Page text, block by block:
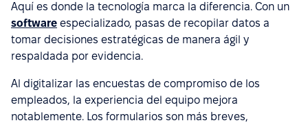
Aquí es donde la tecnología marca la diferencia. Con un
software especializado, pasas de recopilar datos a
tomar decisiones estratégicas de manera ágil y
respaldada por evidencia.
Al digitalizar las encuestas de compromiso de los
empleados, la experiencia del equipo mejora
notablemente. Los formularios son más breves,